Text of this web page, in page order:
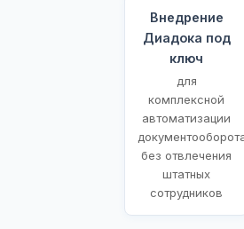
Внедрение
Диадока под
ключ
для
комплексной
автоматизации
без отвлечения
штатных
сотрудников